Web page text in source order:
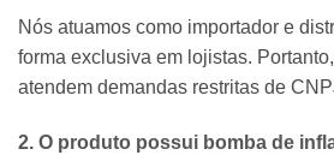
Nós atuamos como importador e
forma exclusiva em lojistas. Portanto,
atendem demandas restritas de
2. O produto possui bomba de